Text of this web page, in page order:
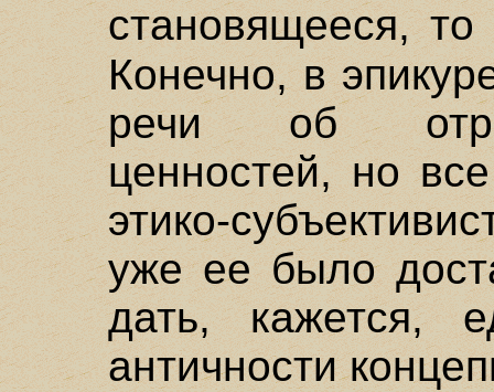
становящееся,
Конечно, в
речи об
ценностей, но
этико-
уже ее было
дать, кажется,
античности